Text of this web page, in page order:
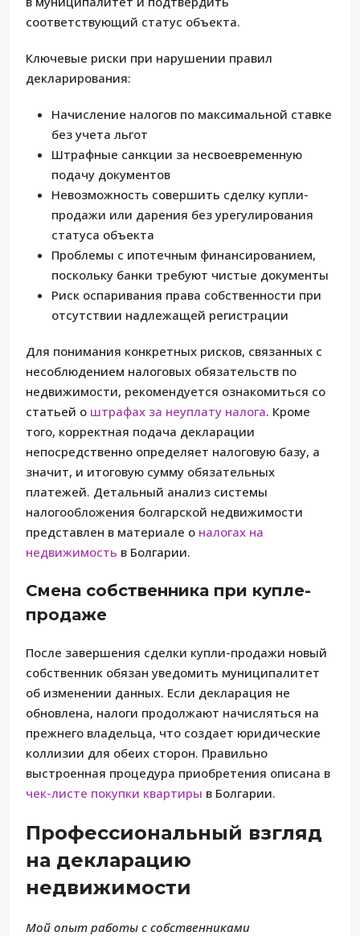
соответствующий статус объекта.
Ключевые риски при нарушении правил
декларирования:
Начисление налогов по максимальной ставке
без учета льгот
Штрафные санкции за несвоевременную
подачу документов
Невозможность совершить сделку купли-
продажи или дарения без урегулирования
статуса объекта
Проблемы с ипотечным финансированием,
поскольку банки требуют чистые документы
Риск оспаривания права собственности при
отсутствии надлежащей регистрации
Для понимания конкретных рисков, связанных с
несоблюдением налоговых обязательств по
недвижимости, рекомендуется ознакомиться со
статьей о штрафах за неуплату налога. Кроме
того, корректная подача декларации
непосредственно определяет налоговую базу, а
значит, и итоговую сумму обязательных
платежей. Детальный анализ системы
налогообложения болгарской недвижимости
представлен в материале о налогах на
недвижимость в Болгарии.
Смена собственника при купле-
продаже
После завершения сделки купли-продажи новый
собственник обязан уведомить муниципалитет
об изменении данных. Если декларация не
обновлена, налоги продолжают начисляться на
прежнего владельца, что создает юридические
коллизии для обеих сторон. Правильно
выстроенная процедура приобретения описана в
чек-листе покупки квартиры в Болгарии.
Профессиональный взгляд
на декларацию
недвижимости
Мой опыт работы с собственниками